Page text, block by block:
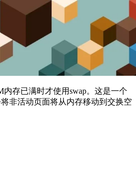
内存已满时才使用swap。这是一个
非活动页面将从内存移动到交换空